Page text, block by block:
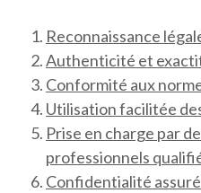
Reconnaissance
Authenticité et
Conformité aux
Utilisation facilitée
Prise en charge par
professionnels
Confidentialité